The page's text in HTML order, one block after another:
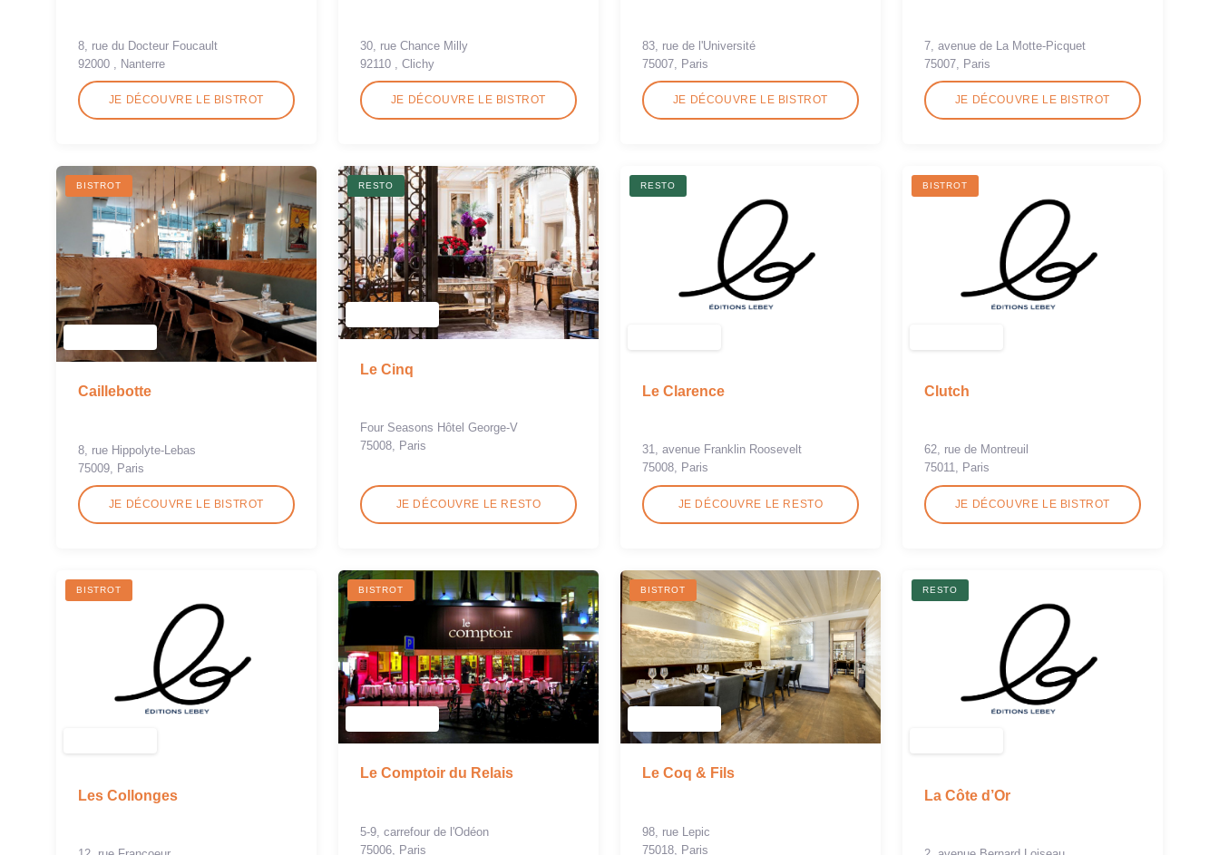
8, rue du Docteur Foucault
92000 , Nanterre
JE DÉCOUVRE LE BISTROT
30, rue Chance Milly
92110 , Clichy
JE DÉCOUVRE LE BISTROT
83, rue de l'Université
75007, Paris
JE DÉCOUVRE LE BISTROT
7, avenue de La Motte-Picquet
75007, Paris
JE DÉCOUVRE LE BISTROT
BISTROT
Caillebotte
8, rue Hippolyte-Lebas
75009, Paris
JE DÉCOUVRE LE BISTROT
RESTO
Le Cinq
Four Seasons Hôtel George-V
75008, Paris
JE DÉCOUVRE LE RESTO
RESTO
Le Clarence
31, avenue Franklin Roosevelt
75008, Paris
JE DÉCOUVRE LE RESTO
BISTROT
Clutch
62, rue de Montreuil
75011, Paris
JE DÉCOUVRE LE BISTROT
BISTROT
Les Collonges
BISTROT
Le Comptoir du Relais
5-9, carrefour de l'Odéon
75006, Paris
BISTROT
Le Coq & Fils
98, rue Lepic
75018, Paris
RESTO
La Côte d’Or